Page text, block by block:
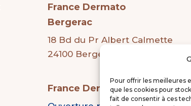
Pour offrir les meilleures
que les cookies pour
fait de consentir à ces
France Dermato
Bergerac
18 Bd du Pr Albert Calmette
24100 Bergerac
France Dermato Nice